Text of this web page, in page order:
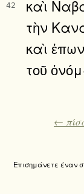
42
καὶ
τὴν
καὶ
τοῦ
←
Επισημάνετε έναν